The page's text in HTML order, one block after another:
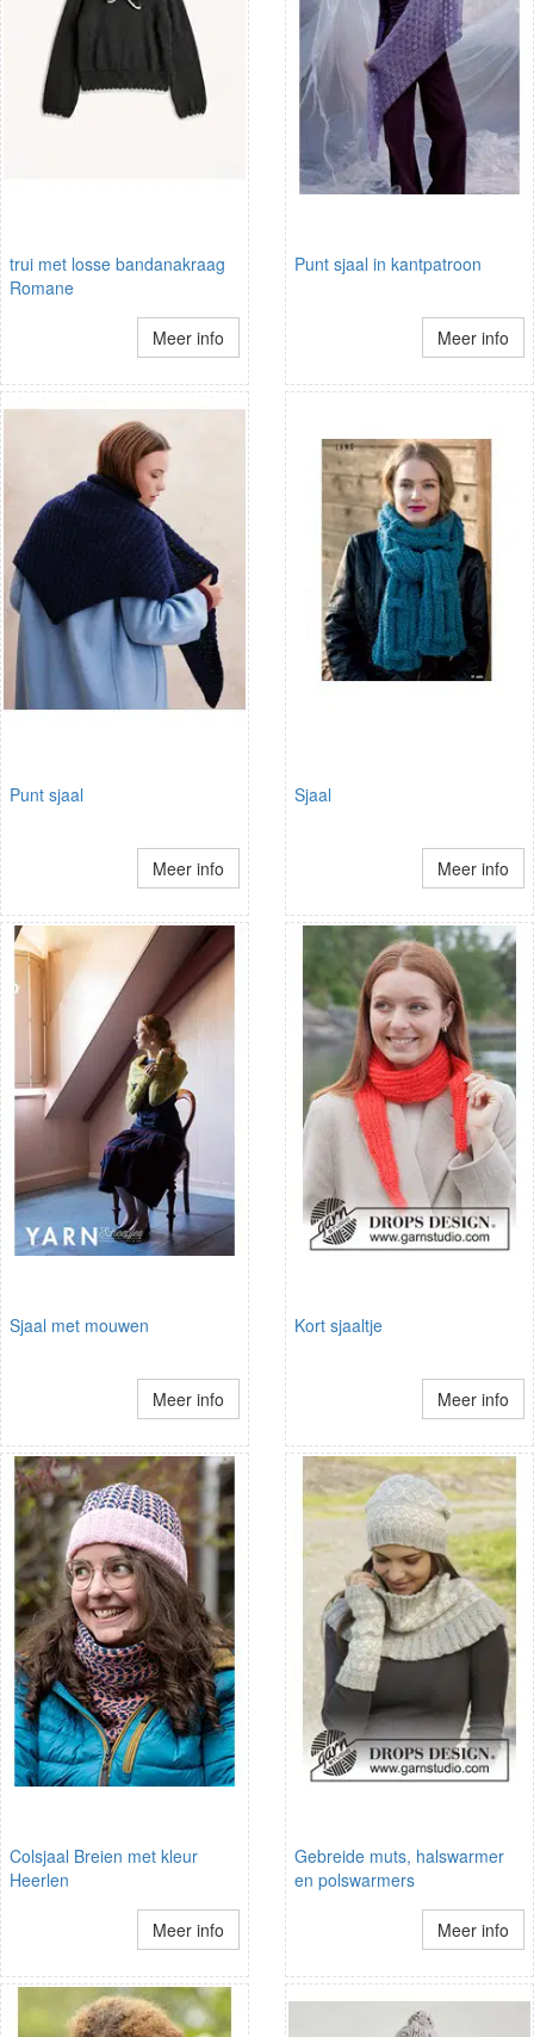
trui met losse bandanakraag
Romane
Meer info
Punt sjaal in kantpatroon
Meer info
Punt sjaal
Meer info
Sjaal
Meer info
Sjaal met mouwen
Meer info
Kort sjaaltje
Meer info
Colsjaal Breien met kleur
Heerlen
Meer info
Gebreide muts, halswarmer
en polswarmers
Meer info